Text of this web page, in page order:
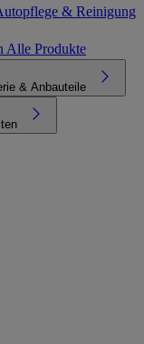
& Reinigung
Alle Produkte
& Anbauteile